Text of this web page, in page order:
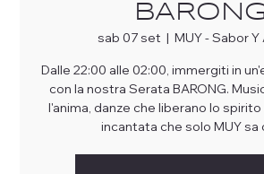
sab 07 set
  |
MUY - Sabor Y
Dalle 22:00 alle 02:00, immergiti in
con la nostra Serata BARONG.
l'anima, danze che liberano lo
incantata che solo MUY sa